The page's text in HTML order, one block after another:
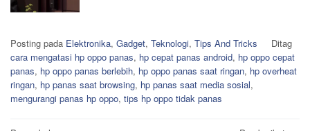
Posting pada Elektronika, Gadget, Teknologi, Tips And Tricks
Ditag
cara mengatasi hp oppo panas, hp cepat panas android, hp oppo cepat
panas, hp oppo panas berlebih, hp oppo panas saat ringan, hp overheat
ringan, hp panas saat browsing, hp panas saat media sosial,
mengurangi panas hp oppo, tips hp oppo tidak panas